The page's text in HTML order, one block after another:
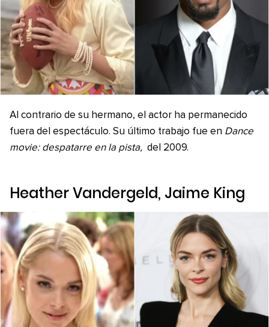
Al contrario de su hermano, el actor ha permanecido
fuera del espectáculo. Su último trabajo fue en Dance
movie: despatarre en la pista, del 2009.
Heather Vandergeld, Jaime King